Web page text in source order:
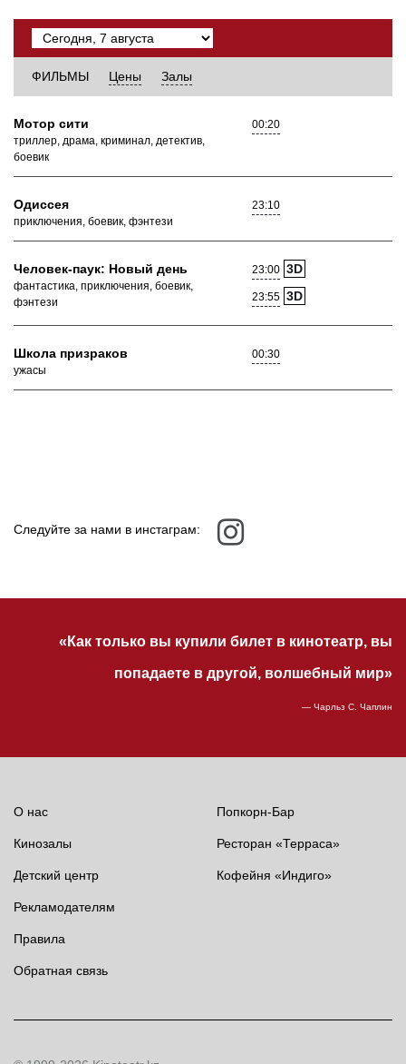
ФИЛЬМЫ Цены Залы
Мотор сити
триллер, драма, криминал, детектив,
боевик
00:20
Одиссея
приключения, боевик, фэнтези
23:10
Человек-паук: Новый день
фантастика, приключения, боевик,
фэнтези
23:00 3D
23:55 3D
Школа призраков
ужасы
00:30
Следуйте за нами в инстаграм:
«Как только вы купили билет в кинотеатр, вы
попадаете в другой, волшебный мир»
— Чарльз С. Чаплин
О нас
Кинозалы
Детский центр
Попкорн-Бар
Ресторан «Терраса»
Кофейня «Индиго»
Рекламодателям
Правила
Обратная связь